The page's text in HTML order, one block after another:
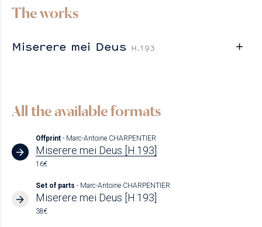
The works
Miserere mei Deus H.193
All the available formats
Offprint - Marc-Antoine CHARPENTIER
Miserere mei Deus [H.193]
16€
Set of parts - Marc-Antoine CHARPENTIER
Miserere mei Deus [H.193]
38€